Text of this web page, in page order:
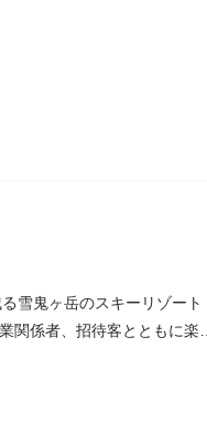
雪鬼ヶ岳のスキーリゾート
関係者、招待客とともに楽し